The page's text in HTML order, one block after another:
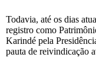
Todavia, até os dias
registro como
Karindé pela
pauta de reivindicação